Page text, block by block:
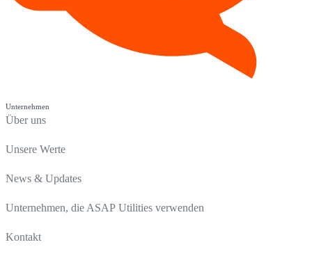
Unternehmen
Über uns
Unsere Werte
News & Updates
Unternehmen, die ASAP Utilities verwenden
Kontakt